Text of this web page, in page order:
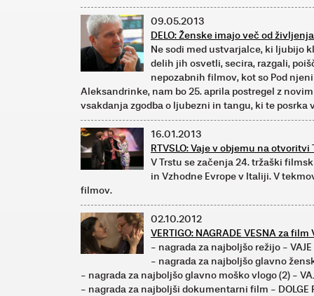
09.05.2013
DELO: Ženske imajo več od življenja
Ne sodi med ustvarjalce, ki ljubijo
delih jih osvetli, secira, razgali,
nepozabnih filmov, kot so Pod
Aleksandrinke, nam bo 25. aprila postregel z
vsakdanja zgodba o ljubezni in tangu, ki te posrka
16.01.2013
RTVSLO: Vaje v objemu na
V Trstu se začenja 24. tržaški
in Vzhodne Evrope v Italiji. V
filmov.
02.10.2012
VERTIGO: NAGRADE VESNA za film
- nagrada za najboljšo režijo - VAJE
- nagrada za najboljšo glavno
- nagrada za najboljšo glavno moško vlogo (2) -
- nagrada za najboljši dokumentarni film - DOLGE